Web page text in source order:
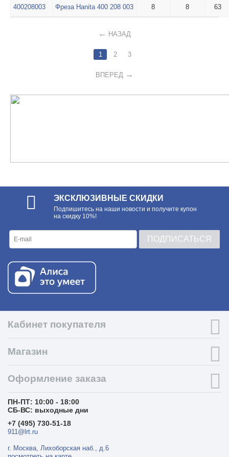
400208003 Фреза Hanita 400 208 003 8 8 63
НАЗАД
1 2 3
ВПЕРЕД
ЭКСКЛЮЗИВНЫЕ СКИДКИ
Подпишитесь на наши новости и получите купон
на скидку 10%!
ПОДПИСАТЬСЯ
Кабинет покупателя
Магазин
Оформление заказа
ПН-ПТ: 10:00 - 18:00
СБ-ВС: выходные дни
+7 (495) 730-51-18
911@lrt.ru
г. Москва, Лихоборская наб., д.6